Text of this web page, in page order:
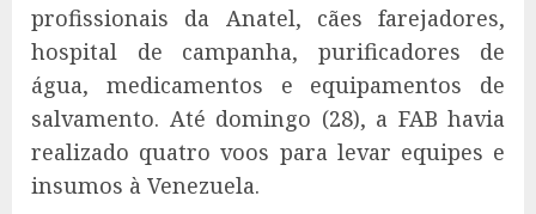
profissionais da Anatel, cães farejadores,
hospital de campanha, purificadores de
água, medicamentos e equipamentos de
salvamento. Até domingo (28), a FAB havia
realizado quatro voos para levar equipes e
insumos à Venezuela.